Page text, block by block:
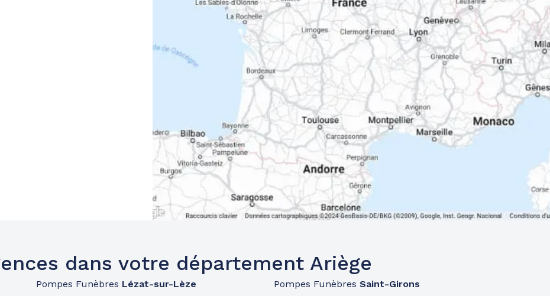
dans votre département Ariège
Pompes Funèbres Lézat-sur-Lèze
Pompes FunèbresSaint-Girons